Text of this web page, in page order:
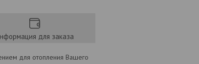
для заказа
для отопления Вашего